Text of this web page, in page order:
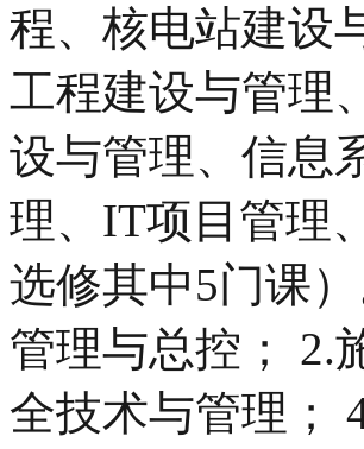
程、核电站建设
工程建设与管理
设与管理、信息
理、IT项目管理
选修其中5门课
管理与总控； 2.
全技术与管理；